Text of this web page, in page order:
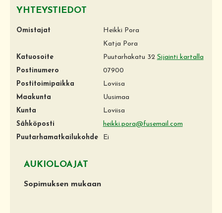
YHTEYSTIEDOT
Omistajat
Heikki Pora
Katja Pora
Katuosoite
Puutarhakatu 32 Sijainti kartalla
Postinumero
07900
Postitoimipaikka
Loviisa
Maakunta
Uusimaa
Kunta
Loviisa
Sähköposti
heikki.pora@fusemail.com
Puutarhamatkailukohde
Ei
AUKIOLOAJAT
Sopimuksen mukaan